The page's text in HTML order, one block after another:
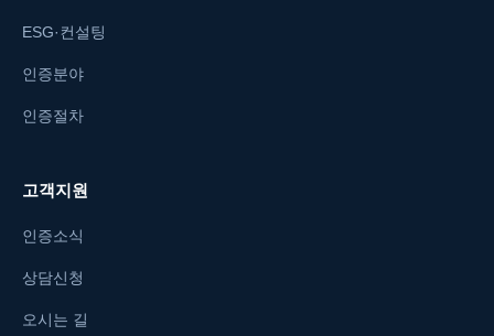
ESG·컨설팅
인증분야
인증절차
고객지원
인증소식
상담신청
오시는 길